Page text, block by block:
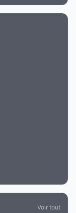
Voir tout